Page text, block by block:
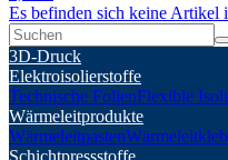
Es befinden sich keine Artikel
3D-Druck
Elektroisolierstoffe
Technische FolienFlexible
Wärmeleitprodukte
Wärmeleitpasten
Schichtpressstoffe